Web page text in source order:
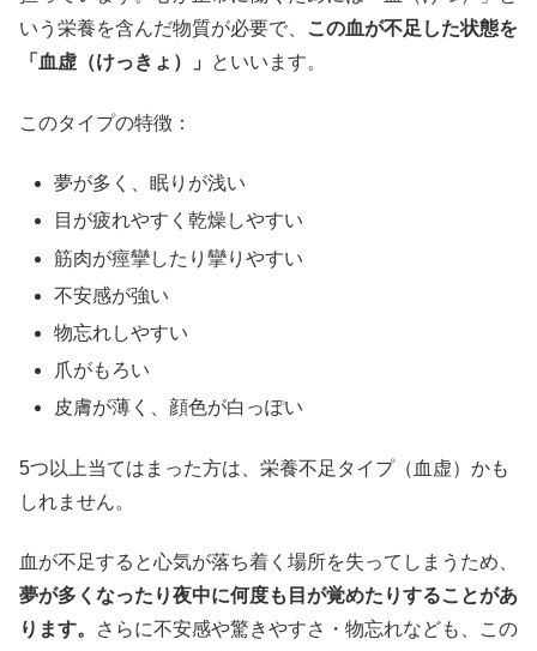
いう栄養を含んだ物質が必要で、
この血が不足した状態を
「血虚（けっきょ）」
といいます。
このタイプの特徴：
夢が多く、眠りが浅い
目が疲れやすく乾燥しやすい
筋肉が痙攣したり攣りやすい
不安感が強い
物忘れしやすい
爪がもろい
皮膚が薄く、顔色が白っぽい
5つ以上当てはまった方は、栄養不足タイプ（血虚）かも
しれません。
血が不足すると心気が落ち着く場所を失ってしまうため、
夢が多くなったり夜中に何度も目が覚めたりすることがあ
ります。
さらに不安感や驚きやすさ・物忘れなども、この